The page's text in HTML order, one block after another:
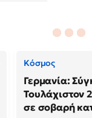
Κόσμος
Γερμανία:
Τουλάχιστον
σε σοβαρή